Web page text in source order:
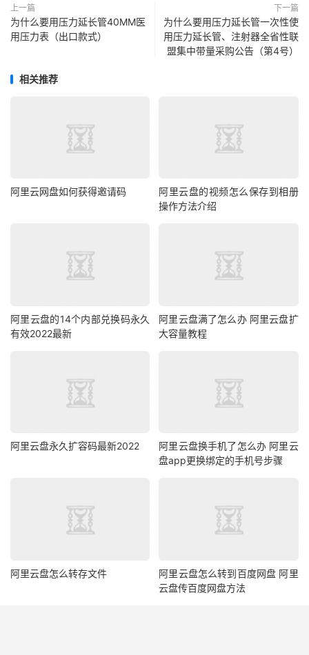
上一篇
为什么要用压力延长管40MM医
用压力表（出口款式）
下一篇
为什么要用压力延长管一次性使
用压力延长管、注射器全省性联
盟集中带量采购公告（第4号）
相关推荐
阿里云网盘如何获得邀请码
阿里云盘的视频怎么保存到相册
操作方法介绍
阿里云盘的14个内部兑换码永久
有效2022最新
阿里云盘满了怎么办 阿里云盘扩
大容量教程
阿里云盘永久扩容码最新2022
阿里云盘换手机了怎么办 阿里云
盘app更换绑定的手机号步骤
阿里云盘怎么转存文件
阿里云盘怎么转到百度网盘 阿里
云盘传百度网盘方法